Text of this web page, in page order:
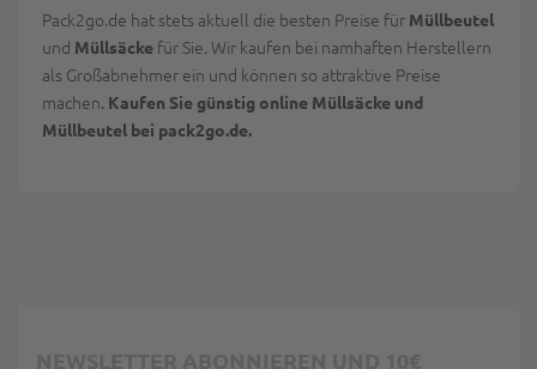
Pack2go.de hat stets aktuell die besten Preise für Müllbeutel
und Müllsäcke für Sie. Wir kaufen bei namhaften Herstellern
als Großabnehmer ein und können so attraktive Preise
machen. Kaufen Sie günstig online Müllsäcke und
Müllbeutel bei pack2go.de.